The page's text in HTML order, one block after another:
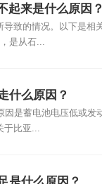
起来是什么原因？
导致的情况。以下是相
是从石...
什么原因？
因是蓄电池电压低或发
比亚...